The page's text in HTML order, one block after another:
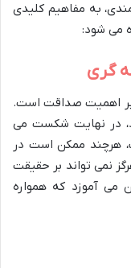
به مفاهیم کلیدی
می شود:
گری
بر اهمیت صداقت است.
در نهایت شکست می
هرچند ممکن است در
نمی تواند بر حقیقت
می آموزد که همواره